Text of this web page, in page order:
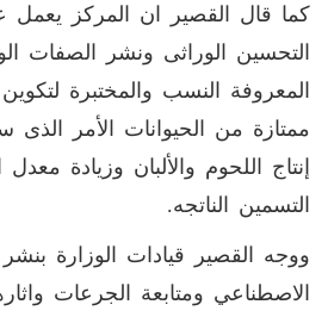
كما قال القصير ان المركز
التحسين الوراثى ونشر الصفات
المعروفة النسب والمختبرة
ممتازة من الحيوانات الأمر
إنتاج اللحوم والألبان وزيادة
التسمين الناتجه.
ووجه القصير قيادات الوزارة بنشر
الاصطناعي ومتابعة الجرعات